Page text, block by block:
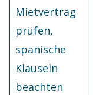
Mietvertrag
prüfen,
spanische
Klauseln
beachten